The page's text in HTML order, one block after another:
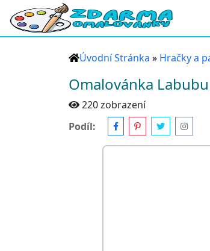
Úvodní Stránka » Hračky a
Omalovánka
220 zobrazení
Podíl: